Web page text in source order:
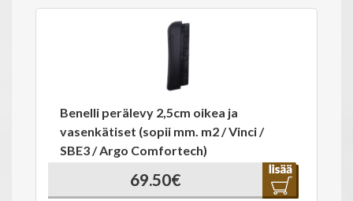
Benelli perälevy 2,5cm oikea ja
vasenkätiset (sopii mm. m2 / Vinci /
SBE3 / Argo Comfortech)
69.50€